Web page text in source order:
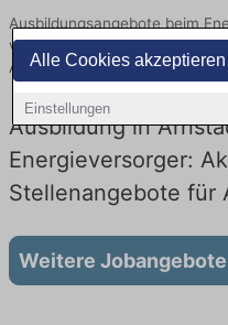
Alle Cookies akzeptieren
Einstellungen
Ausbildungsangebote beim
von namhaften Firmen.
Arbeitgebern und bewerben
Ausbildung in
Energieversorger:
Stellenangebote für
Weitere